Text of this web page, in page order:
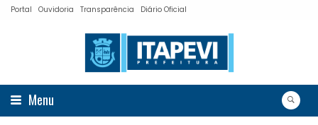
Portal Ouvidoria Transparência Diário Oficial
Menu